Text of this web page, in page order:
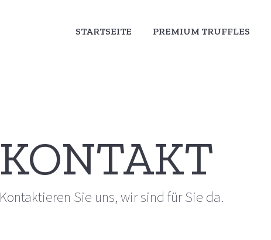
STARTSEITE PREMIUM TRUFFLES
KONTAKT
Kontaktieren Sie uns, wir sind für Sie da.